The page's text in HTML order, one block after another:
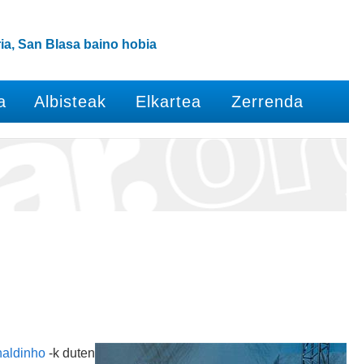
San Blasa baino hobia
Albisteak Elkartea Zerrenda
-k duten